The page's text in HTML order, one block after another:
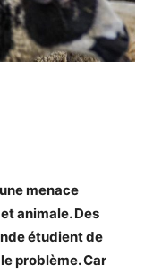
menace
animale. Des
étudient de
problème. Car